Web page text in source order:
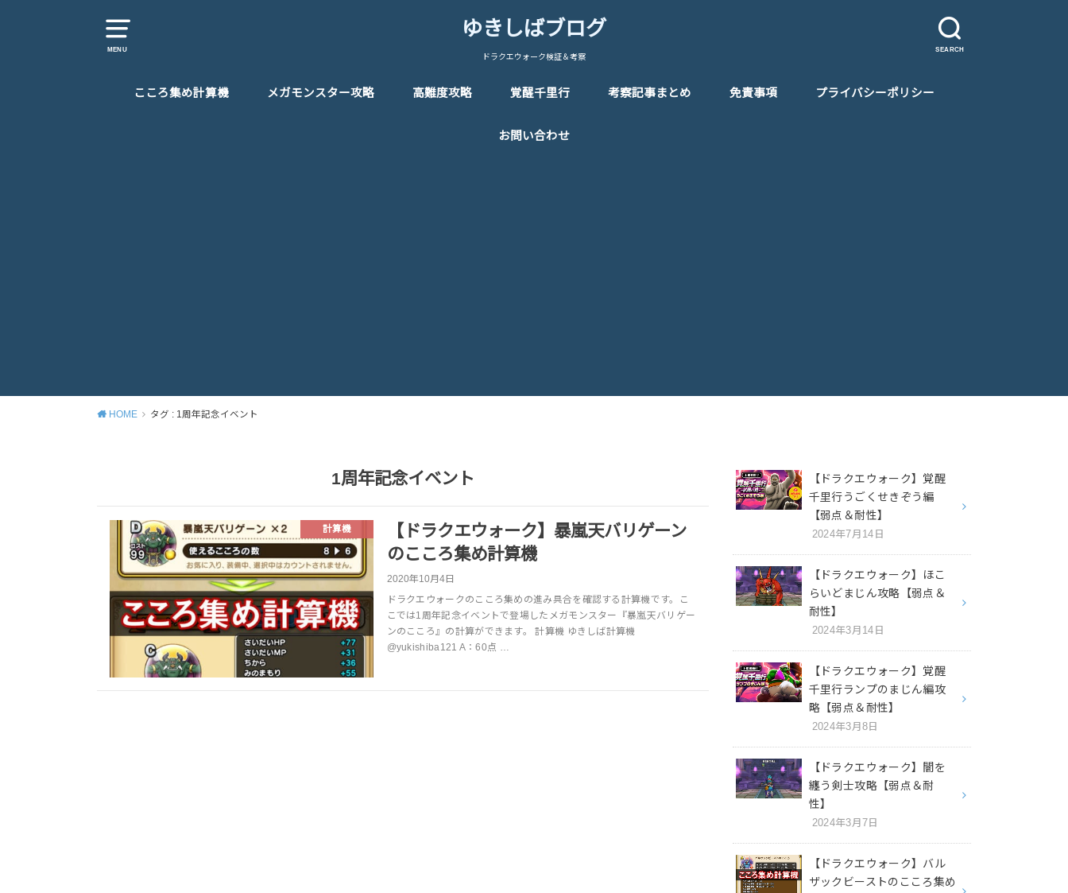
MENU SEARCH
ゆきしばブログ
ドラクエウォーク検証＆考察
こころ集め計算機 メガモンスター攻略 高難度攻略 覚醒千里行 考察記事まとめ 免責事項 プライバシーポリシー
お問い合わせ
HOME タグ : 1周年記念イベント
1周年記念イベント
計算機
【ドラクエウォーク】暴嵐天バリゲーン
のこころ集め計算機
2020年10月4日
ドラクエウォークのこころ集めの進み具合を確認する計算機です。こ
こでは1周年記念イベントで登場したメガモンスター『暴嵐天バリゲー
ンのこころ』の計算ができます。 計算機 ゆきしば計算機
@yukishiba121 A：60点 …
【ドラクエウォーク】覚醒
千里行うごくせきぞう編
【弱点＆耐性】
2024年7月14日
【ドラクエウォーク】ほこ
らいどまじん攻略【弱点＆
耐性】
2024年3月14日
【ドラクエウォーク】覚醒
千里行ランプのまじん編攻
略【弱点＆耐性】
2024年3月8日
【ドラクエウォーク】闇を
纏う剣士攻略【弱点＆耐
性】
2024年3月7日
【ドラクエウォーク】バル
ザックビーストのこころ集め